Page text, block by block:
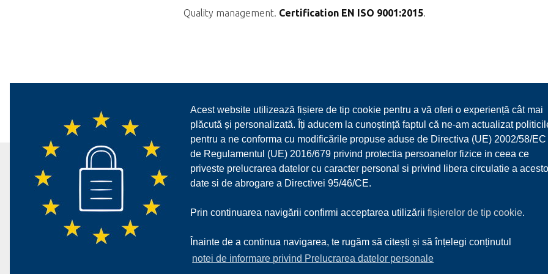
Acest website utilizează fișiere de tip cookie pentru a vă oferi o experiență cât mai
plăcută și personalizată. Îți aducem la cunoștință faptul că ne-am actualizat
pentru a ne conforma cu modificările propuse aduse de Directiva (UE) 2002/58/EC
de Regulamentul (UE) 2016/679 privind protectia persoanelor fizice in ceea ce
priveste prelucrarea datelor cu caracter personal si privind libera circulatie a
date si de abrogare a Directivei 95/46/CE.
Prin continuarea navigării confirmi acceptarea utilizării fișierelor de tip cookie.
Înainte de a continua navigarea, te rugăm să citești și să înțelegi conținutul
notei de informare privind Prelucrarea datelor personale
Quality management. Certification EN ISO 9001:2015.
About us Services Products Partners Download Contact